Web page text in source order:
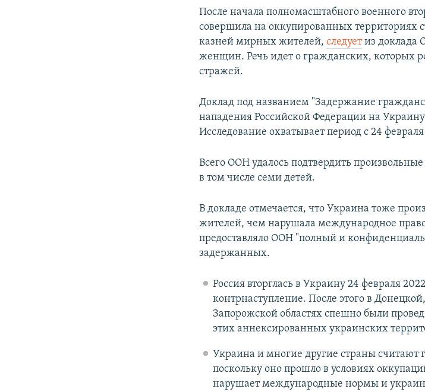
После начала полномасштабного военного
совершила на оккупированных территориях
казней мирных жителей,следуетиз доклада
женщин. Речь идет о гражданских, которых
стражей.
Доклад под названием "Задержание
нападения Российской Федерации на
Исследование охватывает период с 24
Всего ООН удалось подтвердить
в том числе семи детей.
В докладе отмечается, что Украина тоже
жителей, чем нарушала международное
предоставляло ООН "полный и
задержанных.
Россия вторглась в Украину 24 февраля
контрнаступление. После этого в
Запорожской областях спешно были
этих аннексированных украинских
Украина и многие другие страны считают
поскольку оно прошло в условиях
нарушает международные нормы и